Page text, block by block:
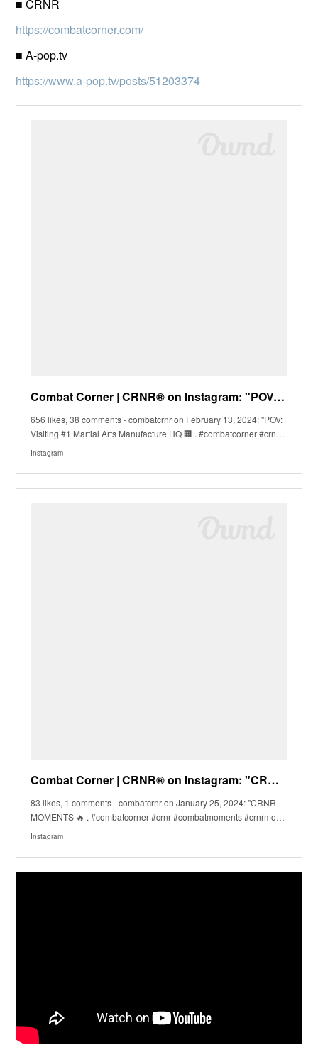
■ CRNR
https://combatcorner.com/
■ A-pop.tv
https://www.a-pop.tv/posts/51203374
Combat Corner | CRNR® on Instagram: "POV: Visiting #1 Martial Arts Manufacture HQ 🏢 . #combatcorner
656 likes, 38 comments - combatcrnr on February 13, 2024: "POV:
Visiting #1 Martial Arts Manufacture HQ 🏢 . #combatcorner #crn…
Instagram
Combat Corner | CRNR® on Instagram: "CRNR MOMENTS 🔥 . #combatcorner #crnr #combatmoments #crnrmoment
83 likes, 1 comments - combatcrnr on January 25, 2024: "CRNR
MOMENTS 🔥 . #combatcorner #crnr #combatmoments #crnrmo…
Instagram